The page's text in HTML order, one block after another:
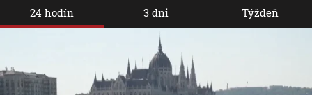
24 hodín 3 dni Týždeň